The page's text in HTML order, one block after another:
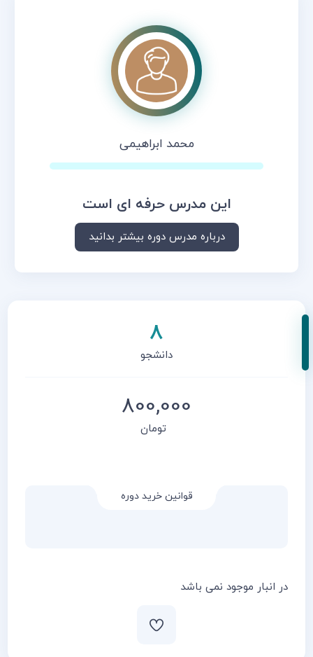
محمد ابراهیمی
این مدرس حرفه ای است
درباره مدرس دوره بیشتر بدانید
8
دانشجو
800,000
تومان
قوانین خرید دوره
در انبار موجود نمی باشد